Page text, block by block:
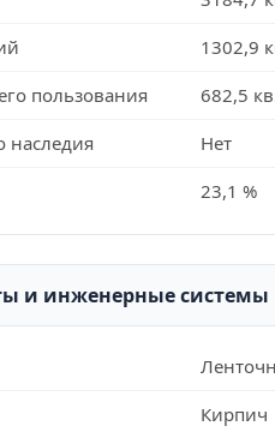
1302,9
пользования
682,5
наследия
Нет
23,1 %
и инженерные системы
Кирпич